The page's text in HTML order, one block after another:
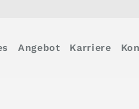
Angebot Karriere